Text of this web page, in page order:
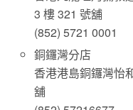
3 樓 321 號舖
(852) 5721 0001
銅鑼灣分店
香港港島銅鑼灣怡
舖